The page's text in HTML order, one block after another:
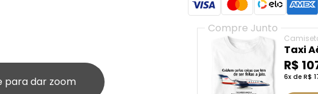
para dar zoom
Compre Junto
Taxi
R$
6x de R$